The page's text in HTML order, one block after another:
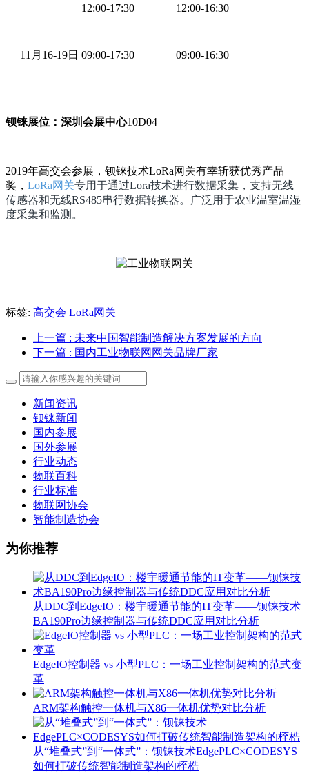
12:00-17:30 12:00-16:30
11月16-19日 09:00-17:30 09:00-16:30
钡铼展位：深圳会展中心10D04
2019年高交会参展，钡铼技术LoRa网关有幸斩获优秀产品
奖， LoRa网关专用于通过Lora技术进行数据采集，支持无线
传感器和无线RS485串行数据转换器。广泛用于农业温室温湿
度采集和监测。
标签: 高交会 LoRa网关
上一篇 : 未来中国智能制造解决方案发展的方向
下一篇 : 国内工业物联网网关品牌厂家
新闻资讯
钡铼新闻
国内参展
国外参展
行业动态
物联百科
行业标准
物联网协会
智能制造协会
为你推荐
从DDC到EdgeIO：楼宇暖通节能的IT变革——钡铼技术
BA190Pro边缘控制器与传统DDC应用对比分析
EdgeIO控制器 vs 小型PLC：一场工业控制架构的范式变
革
ARM架构触控一体机与X86一体机优势对比分析
从“堆叠式”到“一体式”：钡铼技术EdgePLC×CODESYS
如何打破传统智能制造架构的桎梏